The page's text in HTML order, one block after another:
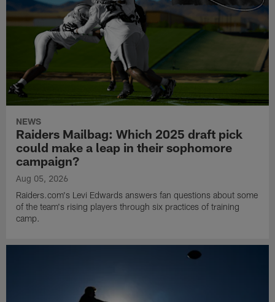
NEWS
Raiders Mailbag: Which 2025 draft pick
could make a leap in their sophomore
campaign?
Aug 05, 2026
Raiders.com's Levi Edwards answers fan questions about some
of the team's rising players through six practices of training
camp.